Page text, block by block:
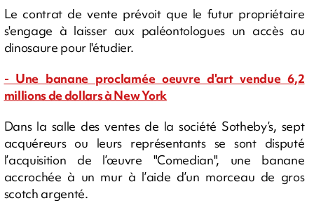
Le contrat de vente prévoit que le futur propriétaire
s'engage à laisser aux paléontologues un accès au
dinosaure pour l'étudier.
- Une banane proclamée oeuvre d'art vendue 6,2
millions de dollars à New York
Dans la salle des ventes de la société Sotheby’s, sept
acquéreurs ou leurs représentants se sont disputé
l’acquisition de l’œuvre "Comedian", une banane
accrochée à un mur à l’aide d’un morceau de gros
scotch argenté.